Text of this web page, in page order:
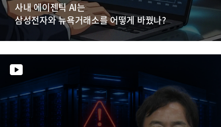
사내 에이젠틱 AI는
삼성전자와 뉴욕거래소를 어떻게 바꿨나?